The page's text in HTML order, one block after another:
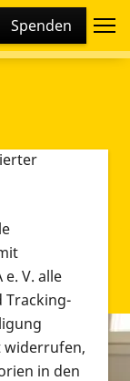
Spenden
und
und
e. V. alle
Tracking-
widerrufen,
in den